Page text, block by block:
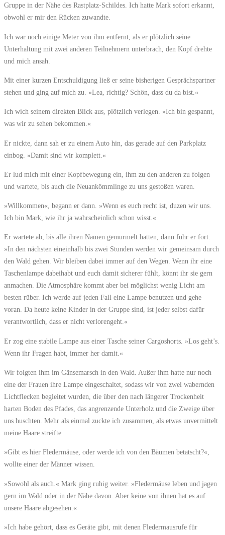
Gruppe in der Nähe des Rastplatz-Schildes. Ich hatte Mark sofort erkannt,
obwohl er mir den Rücken zuwandte.
Ich war noch einige Meter von ihm entfernt, als er plötzlich seine
Unterhaltung mit zwei anderen Teilnehmern unterbrach, den Kopf drehte
und mich ansah.
Mit einer kurzen Entschuldigung ließ er seine bisherigen Gesprächspartner
stehen und ging auf mich zu. »Lea, richtig? Schön, dass du da bist.«
Ich wich seinem direkten Blick aus, plötzlich verlegen. »Ich bin gespannt,
was wir zu sehen bekommen.«
Er nickte, dann sah er zu einem Auto hin, das gerade auf den Parkplatz
einbog. »Damit sind wir komplett.«
Er lud mich mit einer Kopfbewegung ein, ihm zu den anderen zu folgen
und wartete, bis auch die Neuankömmlinge zu uns gestoßen waren.
»Willkommen«, begann er dann. »Wenn es euch recht ist, duzen wir uns.
Ich bin Mark, wie ihr ja wahrscheinlich schon wisst.«
Er wartete ab, bis alle ihren Namen gemurmelt hatten, dann fuhr er fort:
»In den nächsten eineinhalb bis zwei Stunden werden wir gemeinsam durch
den Wald gehen. Wir bleiben dabei immer auf den Wegen. Wenn ihr eine
Taschenlampe dabeihabt und euch damit sicherer fühlt, könnt ihr sie gern
anmachen. Die Atmosphäre kommt aber bei möglichst wenig Licht am
besten rüber. Ich werde auf jeden Fall eine Lampe benutzen und gehe
voran. Da heute keine Kinder in der Gruppe sind, ist jeder selbst dafür
verantwortlich, dass er nicht verlorengeht.«
Er zog eine stabile Lampe aus einer Tasche seiner Cargoshorts. »Los geht’s.
Wenn ihr Fragen habt, immer her damit.«
Wir folgten ihm im Gänsemarsch in den Wald. Außer ihm hatte nur noch
eine der Frauen ihre Lampe eingeschaltet, sodass wir von zwei wabernden
Lichtflecken begleitet wurden, die über den nach längerer Trockenheit
harten Boden des Pfades, das angrenzende Unterholz und die Zweige über
uns huschten. Mehr als einmal zuckte ich zusammen, als etwas unvermittelt
meine Haare streifte.
»Gibt es hier Fledermäuse, oder werde ich von den Bäumen betatscht?«,
wollte einer der Männer wissen.
»Sowohl als auch.« Mark ging ruhig weiter. »Fledermäuse leben und jagen
gern im Wald oder in der Nähe davon. Aber keine von ihnen hat es auf
unsere Haare abgesehen.«
»Ich habe gehört, dass es Geräte gibt, mit denen Fledermausrufe für